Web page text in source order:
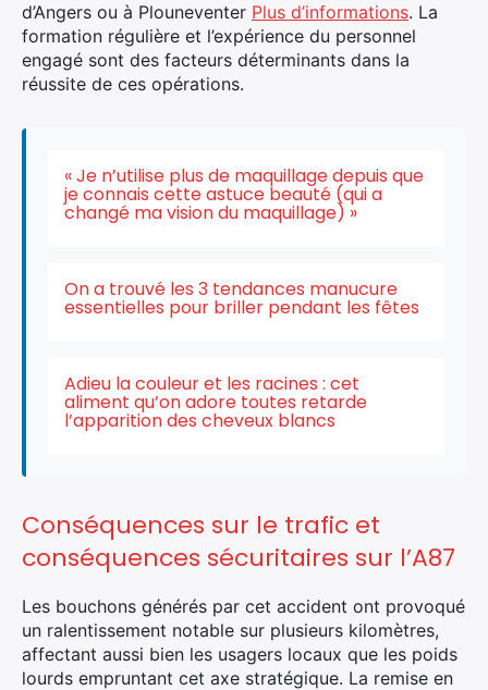
d’Angers ou à Plouneventer Plus d’informations. La
formation régulière et l’expérience du personnel
engagé sont des facteurs déterminants dans la
réussite de ces opérations.
« Je n’utilise plus de maquillage depuis que
je connais cette astuce beauté (qui a
changé ma vision du maquillage) »
On a trouvé les 3 tendances manucure
essentielles pour briller pendant les fêtes
Adieu la couleur et les racines : cet
aliment qu’on adore toutes retarde
l’apparition des cheveux blancs
Conséquences sur le trafic et
conséquences sécuritaires sur l’A87
Les bouchons générés par cet accident ont provoqué
un ralentissement notable sur plusieurs kilomètres,
affectant aussi bien les usagers locaux que les poids
lourds empruntant cet axe stratégique. La remise en